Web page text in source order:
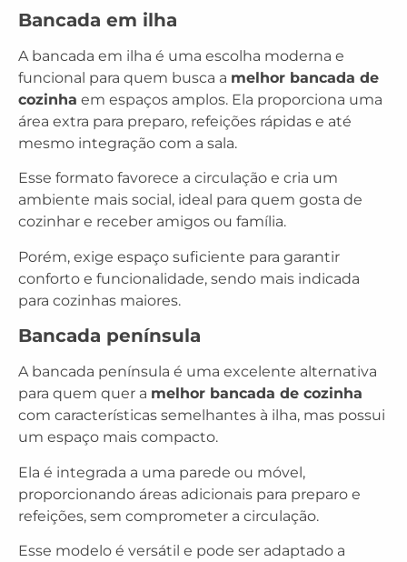
Bancada em ilha
A bancada em ilha é uma escolha moderna e
funcional para quem busca a melhor bancada de
cozinha em espaços amplos. Ela proporciona uma
área extra para preparo, refeições rápidas e até
mesmo integração com a sala.
Esse formato favorece a circulação e cria um
ambiente mais social, ideal para quem gosta de
cozinhar e receber amigos ou família.
Porém, exige espaço suficiente para garantir
conforto e funcionalidade, sendo mais indicada
para cozinhas maiores.
Bancada península
A bancada península é uma excelente alternativa
para quem quer a melhor bancada de cozinha
com características semelhantes à ilha, mas possui
um espaço mais compacto.
Ela é integrada a uma parede ou móvel,
proporcionando áreas adicionais para preparo e
refeições, sem comprometer a circulação.
Esse modelo é versátil e pode ser adaptado a